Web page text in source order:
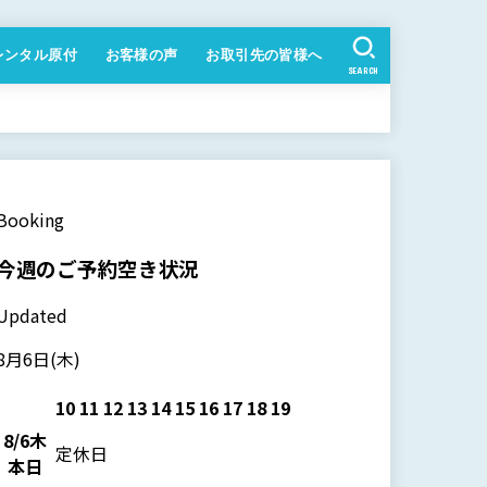
ンタル原付 お客様の声 お取引先の皆様へ
SEARCH